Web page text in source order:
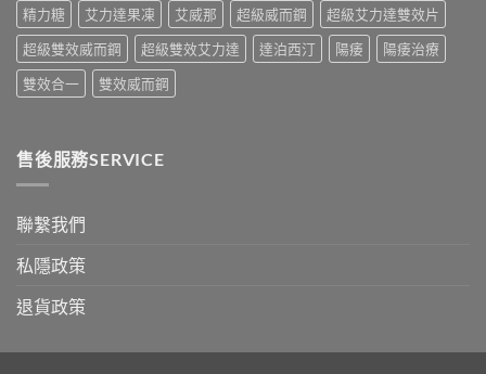
南〉
中
精力糖
艾力達果凍 艾威那 超級威而鋼
超級艾力達雙效片
超級雙效威而鋼
超級雙效艾力達 達泊西汀 陽痿
陽痿治療
雙效合一
雙效威而鋼
售後服務SERVICE
聯繫我們
私隱政策
退貨政策